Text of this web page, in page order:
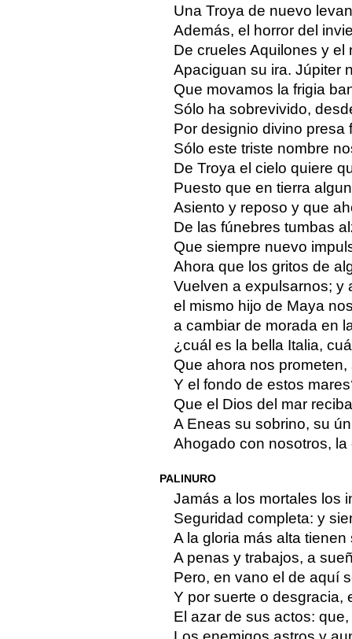
Una Troya de nuevo
Además, el horror del
De crueles Aquilones y el
Apaciguan su ira. Júpiter
Que movamos la frigia
Sólo ha sobrevivido,
Por designio divino presa
Sólo este triste nombre
De Troya el cielo quiere
Puesto que en tierra
Asiento y reposo y que
De las fúnebres tumbas
Que siempre nuevo
Ahora que los gritos de
Vuelven a expulsarnos; y
el mismo hijo de Maya
a cambiar de morada en
¿cuál es la bella Italia,
Que ahora nos
Y el fondo de estos
Que el Dios del mar
A Eneas su sobrino, su
Ahogado con nosotros,
PALINURO
Jamás a los mortales los
Seguridad completa: y
A la gloria más alta
A penas y trabajos, a
Pero, en vano el de aquí
Y por suerte o desgracia,
El azar de sus actos: